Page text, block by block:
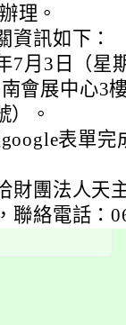
理。
資訊如下：
7月3日（星
會展中心3
）。
表單
財團法人天
聯絡電話：